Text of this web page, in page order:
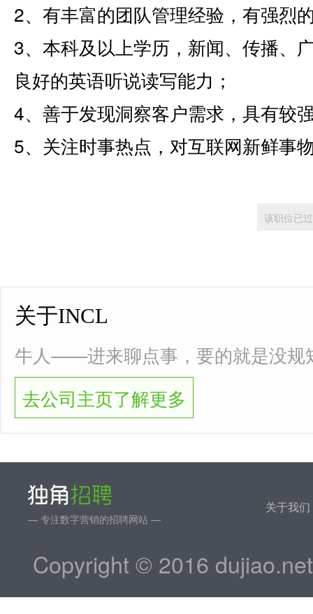
2、有丰富的团队管理经验，有强烈
3、本科及以上学历，新闻、传播、
良好的英语听说读写能力；
4、善于发现洞察客户需求，具有较
5、关注时事热点，对互联网新鲜事
该职位已
关于INCL
牛人——进来聊点事，要的就是没规
去公司主页了解更多
— 专注数字营销的招聘网站 —
关于我们
Copyright © 2016